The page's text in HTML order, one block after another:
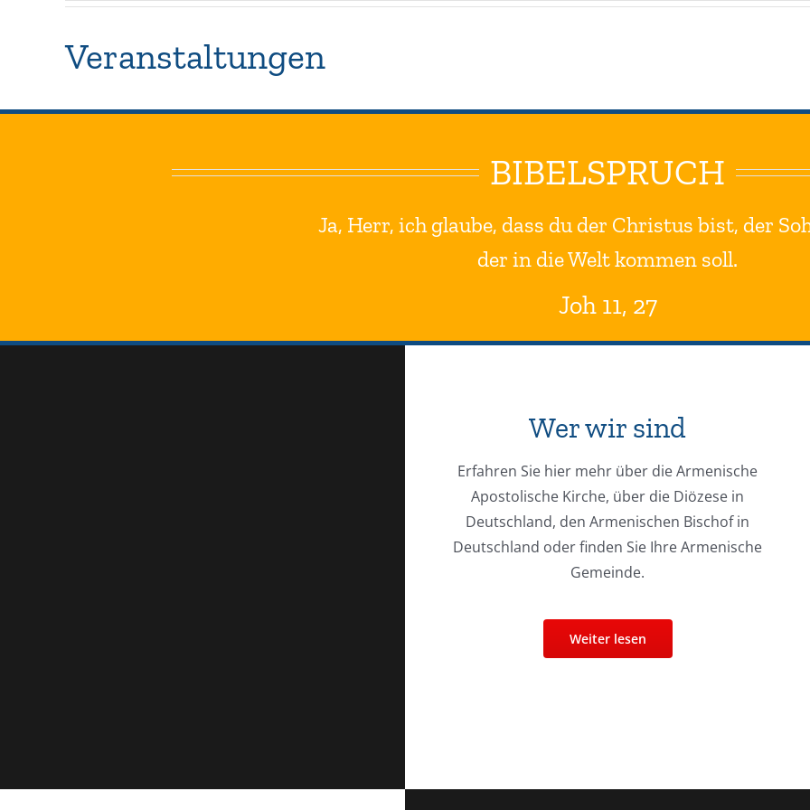
Veranstaltungen
BIBELSPRUCH
Ja, Herr, ich glaube, dass du der Christus bist, der
der in die Welt kommen soll.
Joh 11, 27
Wer wir sind
Erfahren Sie hier mehr über die Armenische
Apostolische Kirche, über die Diözese in
Deutschland, den Armenischen Bischof in
Deutschland oder finden Sie Ihre Armenische
Gemeinde.
Weiter lesen